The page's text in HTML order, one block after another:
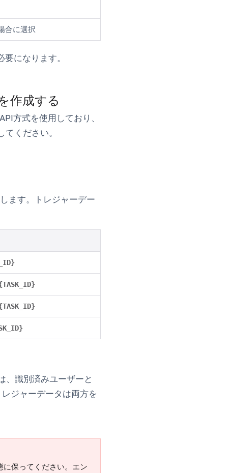
合に選択
になります。
作成する
方式を使用しており、
てください。
ます。トレジャーデー
、識別済みユーザーと
ジャーデータは両方を
保ってください。エン